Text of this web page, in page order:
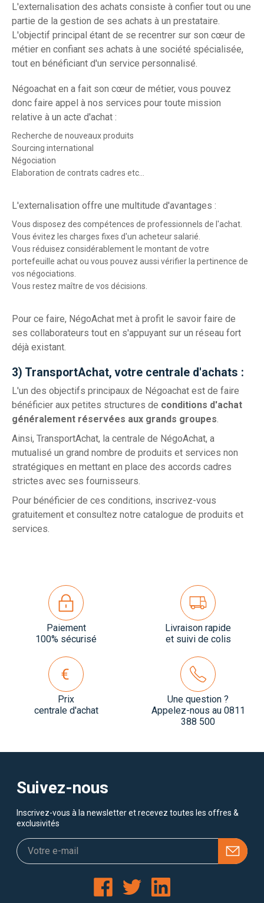
L'externalisation des achats consiste à confier tout ou une
partie de la gestion de ses achats à un prestataire.
L'objectif principal étant de se recentrer sur son cœur de
métier en confiant ses achats à une société spécialisée,
tout en bénéficiant d'un service personnalisé.
Négoachat en a fait son cœur de métier, vous pouvez
donc faire appel à nos services pour toute mission
relative à un acte d'achat :
Recherche de nouveaux produits
Sourcing international
Négociation
Elaboration de contrats cadres etc…
L'externalisation offre une multitude d'avantages :
Vous disposez des compétences de professionnels de l'achat.
Vous évitez les charges fixes d'un acheteur salarié.
Vous réduisez considérablement le montant de votre
portefeuille achat ou vous pouvez aussi vérifier la pertinence de
vos négociations.
Vous restez maître de vos décisions.
Pour ce faire, NégoAchat met à profit le savoir faire de
ses collaborateurs tout en s'appuyant sur un réseau fort
déjà existant.
3) TransportAchat, votre centrale d'achats :
L'un des objectifs principaux de Négoachat est de faire
bénéficier aux petites structures de conditions d'achat
généralement réservées aux grands groupes
Ainsi, TransportAchat, la centrale de NégoAchat, a
mutualisé un grand nombre de produits et services non
stratégiques en mettant en place des accords cadres
strictes avec ses fournisseurs.
Pour bénéficier de ces conditions, inscrivez-vous
gratuitement et consultez notre catalogue de produits et
services.
Paiement
100% sécurisé
Livraison rapide
et suivi de colis
Prix
centrale d'achat
Une question ?
Appelez-nous au 0811
388 500
Suivez-nous
Inscrivez-vous à la newsletter et recevez toutes les offres &
exclusivités